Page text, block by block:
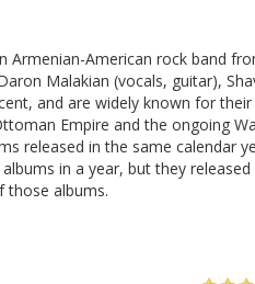
Armenian-American rock band
Malakian (vocals, guitar),
and are widely known for their
Empire and the ongoing
released in the same calendar
in a year, but they released
those albums.